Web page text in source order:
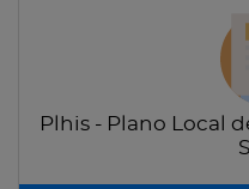
Plhis - Plano Local